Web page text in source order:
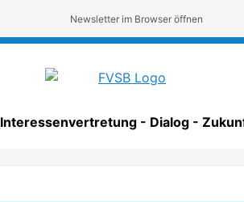
Newsletter im Browser öffnen
Interessenvertretung - Dialog -